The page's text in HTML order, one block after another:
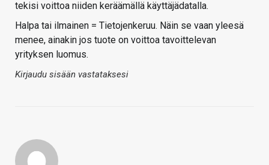
tekisi voittoa niiden keräämällä käyttäjädatalla.
Halpa tai ilmainen = Tietojenkeruu. Näin se vaan yleesä
menee, ainakin jos tuote on voittoa tavoittelevan
yrityksen luomus.
Kirjaudu sisään vastataksesi